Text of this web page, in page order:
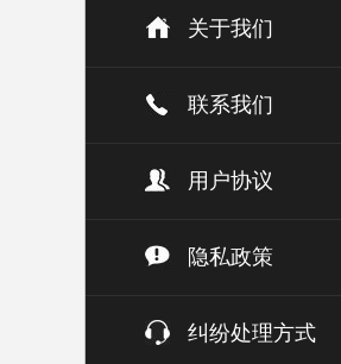
关于我们
联系我们
用户协议
隐私政策
纠纷处理方式